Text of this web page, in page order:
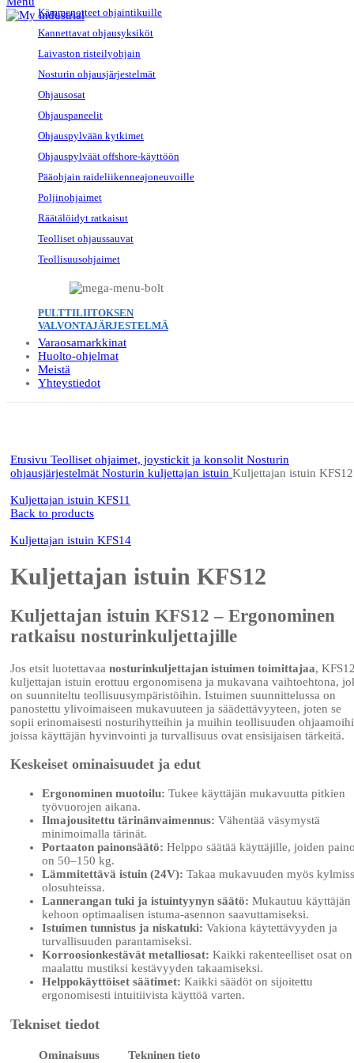
Kämmenotteet ohjaintikuille
Kannettavat ohjausyksiköt
Laivaston risteilyohjain
Nosturin ohjausjärjestelmät
Ohjausosat
Ohjauspaneelit
Ohjauspylvään kytkimet
Ohjauspylväät offshore-käyttöön
Pääohjain raideliikenneajoneuvoille
Poljinohjaimet
Räätälöidyt ratkaisut
Teolliset ohjaussauvat
Teollisuusohjaimet
PULTTILIITOKSEN
VALVONTAJÄRJESTELMÄ
Varaosamarkkinat
Huolto-ohjelmat
Meistä
Yhteystiedot
Etusivu Teolliset ohjaimet, joystickit ja konsolit Nosturin
ohjausjärjestelmät Nosturin kuljettajan istuin Kuljettajan istuin KFS12
Kuljettajan istuin KFS11
Back to products
Kuljettajan istuin KFS14
Kuljettajan istuin KFS12
Kuljettajan istuin KFS12 – Ergonominen
ratkaisu nosturinkuljettajille
Jos etsit luotettavaa nosturinkuljettajan istuimen toimittajaa,
kuljettajan istuin erottuu ergonomisena ja mukavana vaihtoehtona,
on suunniteltu teollisuusympäristöihin. Istuimen suunnittelussa on
panostettu ylivoimaiseen mukavuuteen ja säädettävyyteen, joten se
sopii erinomaisesti nosturihytteihin ja muihin teollisuuden
joissa käyttäjän hyvinvointi ja turvallisuus ovat ensisijaisen tärkeitä.
Keskeiset ominaisuudet ja edut
Ergonominen muotoilu: Tukee käyttäjän mukavuutta pitkien
työvuorojen aikana.
Ilmajousitettu tärinänvaimennus: Vähentää väsymystä
minimoimalla tärinät.
Portaaton painonsäätö: Helppo säätää käyttäjille, joiden
on 50–150 kg.
Lämmitettävä istuin (24V): Takaa mukavuuden myös
olosuhteissa.
Lannerangan tuki ja istuintyynyn säätö: Mukautuu käyttäjän
kehoon optimaalisen istuma-asennon saavuttamiseksi.
Istuimen tunnistus ja niskatuki: Vakiona käytettävyyden ja
turvallisuuden parantamiseksi.
Korroosionkestävät metalliosat: Kaikki rakenteelliset osat on
maalattu mustiksi kestävyyden takaamiseksi.
Helppokäyttöiset säätimet: Kaikki säädöt on sijoitettu
ergonomisesti intuitiivista käyttöä varten.
Tekniset tiedot
Ominaisuus Tekninen tieto